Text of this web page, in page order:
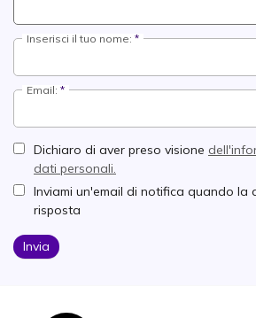
Inserisci il tuo nome:
Email:
Dichiaro di aver preso visione
dati personali.
Inviami un'email di notifica quando la
risposta
Invia